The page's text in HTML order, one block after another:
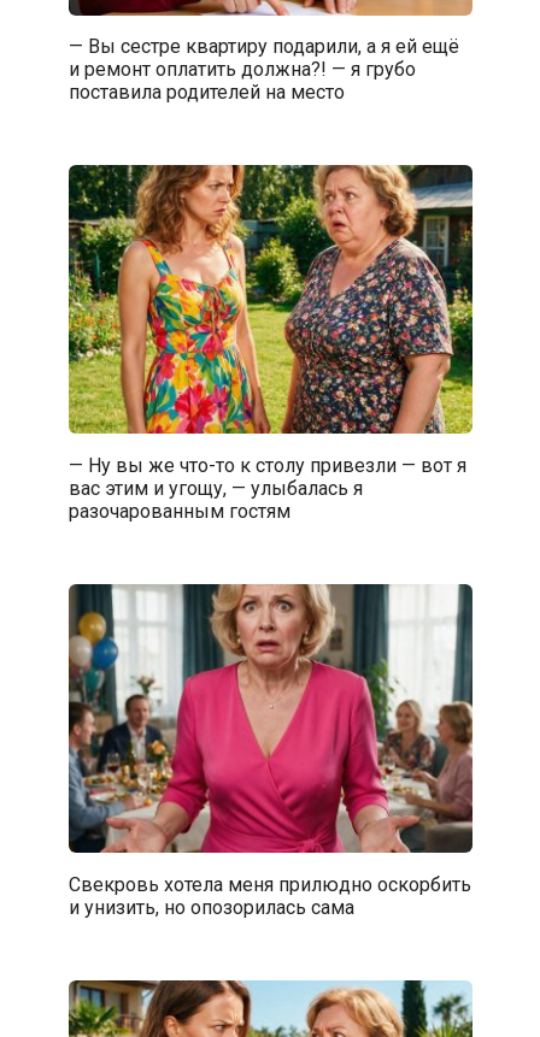
— Вы сестре квартиру подарили, а я ей ещё
и ремонт оплатить должна?! — я грубо
поставила родителей на место
— Ну вы же что-то к столу привезли — вот я
вас этим и угощу, — улыбалась я
разочарованным гостям
Свекровь хотела меня прилюдно оскорбить
и унизить, но опозорилась сама